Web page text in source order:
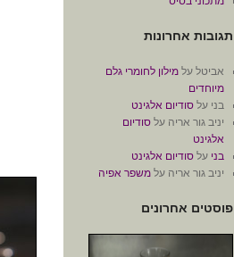
תגובות אחרונות
אביטל על מילון לחומרי גלם
מיוחדים
בני על סודיום אלגינט
יניב גור אריה על סודיום
אלגינט
בני על סודיום אלגינט
יניב גור אריה על משפר אפיה
פוסטים אחרונים